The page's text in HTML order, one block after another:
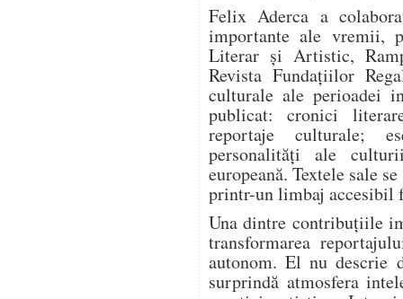
Felix Aderca a
importante ale vremii,
Literar și Artistic,
Revista Fundațiilor
culturale ale perioadei
publicat: cronici
reportaje culturale;
personalități ale
europeană. Textele sale
printr-un limbaj accesibil
Una dintre contribuțiile
transformarea
autonom. El nu descrie
surprindă atmosfera